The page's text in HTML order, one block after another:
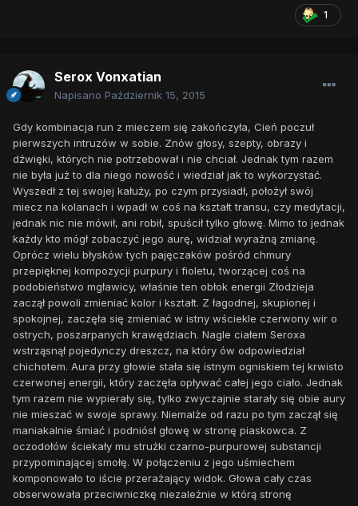
1
Serox Vonxatian
Napisano Październik 15, 2015
Gdy kombinacja run z mieczem się zakończyła, Cień poczuł
pierwszych intruzów w sobie. Znów głosy, szepty, obrazy i
dźwięki, których nie potrzebował i nie chciał. Jednak tym razem
nie była już to dla niego nowość i wiedział jak to wykorzystać.
Wyszedł z tej swojej kałuży, po czym przysiadł, położył swój
miecz na kolanach i wpadł w coś na kształt transu, czy medytacji,
jednak nic nie mówił, ani robił, spuścił tylko głowę. Mimo to jednak
każdy kto mógł zobaczyć jego aurę, widział wyraźną zmianę.
Oprócz wielu błysków tych pajęczaków pośród chmury
przepięknej kompozycji purpury i fioletu, tworzącej coś na
podobieństwo mgławicy, właśnie ten obłok energii Złodzieja
zaczął powoli zmieniać kolor i kształt. Z łagodnej, skupionej i
spokojnej, zaczęła się zmieniać w istny wściekle czerwony wir o
ostrych, poszarpanych krawędziach. Nagle ciałem Seroxa
wstrząsnął pojedynczy dreszcz, na który ów odpowiedział
chichotem. Aura przy głowie stała się istnym ogniskiem tej krwisto
czerwonej energii, który zaczęła opływać całej jego ciało. Jednak
tym razem nie wypierały się, tylko zwyczajnie starały się obie aury
nie mieszać w swoje sprawy. Niemalże od razu po tym zaczął się
maniakalnie śmiać i podniósł głowę w stronę piaskowca. Z
oczodołów ściekały mu strużki czarno-purpurowej substancji
przypominającej smołę. W połączeniu z jego uśmiechem
komponowało to iście przerażający widok. Głowa cały czas
obserwowała przeciwniczkę niezależnie w którą stronę